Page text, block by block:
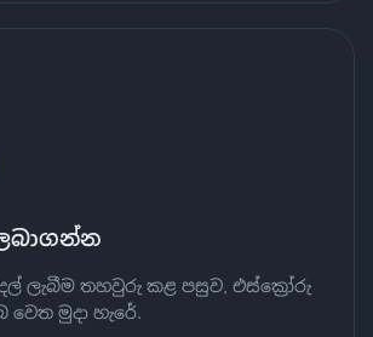
ලැබීම තහවුරු කළ පසුව, එස්ක්‍රෝරු
මුදා හැරේ.